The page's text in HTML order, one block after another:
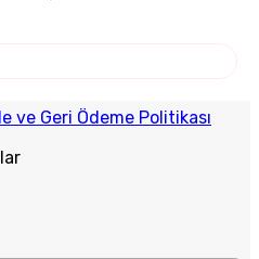
ve Geri Ödeme Politikası